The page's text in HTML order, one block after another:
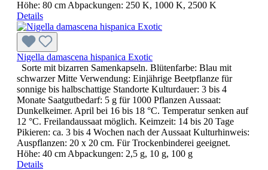
Höhe: 80 cm Abpackungen: 250 K, 1000 K, 2500 K
Details
Nigella damascena hispanica Exotic
Sorte mit bizarren Samenkapseln. Blütenfarbe: Blau mit
schwarzer Mitte Verwendung: Einjährige Beetpflanze für
sonnige bis halbschattige Standorte Kulturdauer: 3 bis 4
Monate Saatgutbedarf: 5 g für 1000 Pflanzen Aussaat:
Dunkelkeimer. April bei 16 bis 18 °C. Temperatur senken auf
12 °C. Freilandaussaat möglich. Keimzeit: 14 bis 20 Tage
Pikieren: ca. 3 bis 4 Wochen nach der Aussaat Kulturhinweis:
Auspflanzen: 20 x 20 cm. Für Trockenbinderei geeignet.
Höhe: 40 cm Abpackungen: 2,5 g, 10 g, 100 g
Details